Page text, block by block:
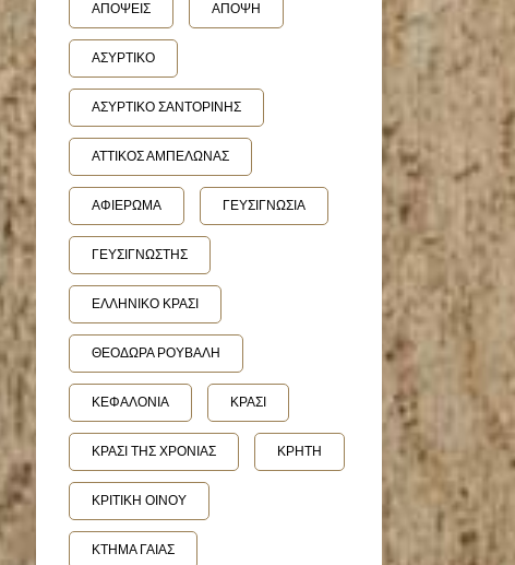
ΑΠΟΨΕΙΣ ΑΠΟΨΗ
ΑΣΥΡΤΙΚΟ
ΑΣΥΡΤΙΚΟ ΣΑΝΤΟΡΙΝΗΣ
ΑΤΤΙΚΟΣ ΑΜΠΕΛΩΝΑΣ
ΑΦΙΕΡΩΜΑ ΓΕΥΣΙΓΝΩΣΙΑ
ΓΕΥΣΙΓΝΩΣΤΗΣ
ΕΛΛΗΝΙΚΟ ΚΡΑΣΙ
ΘΕΟΔΩΡΑ ΡΟΥΒΑΛΗ
ΚΕΦΑΛΟΝΙΑ ΚΡΑΣΙ
ΚΡΑΣΙ ΤΗΣ ΧΡΟΝΙΑΣ ΚΡΗΤΗ
ΚΡΙΤΙΚΗ ΟΙΝΟΥ
ΚΤΗΜΑ ΓΑΙΑΣ